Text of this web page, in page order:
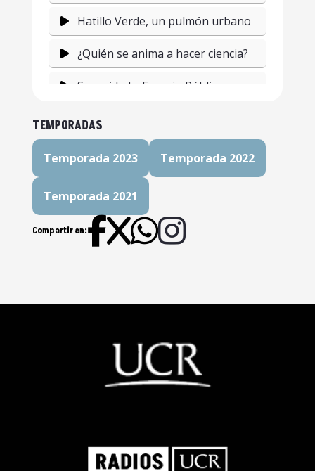
Hatillo Verde, un pulmón urbano
¿Quién se anima a hacer ciencia?
Seguridad y Espacio Público
¿Hay gentrificación en Costa
Suicidio: Hablemos sin tabúes
Vecinos silvestres urbanos
Lo Que Queremos Es Respeto
Habitantes Urbanos Voladores
Movilidad Segura
Diversidades sexuales:
TEMPORADAS
Temporada 2023 Temporada 2022
Temporada 2021
Compartir en: